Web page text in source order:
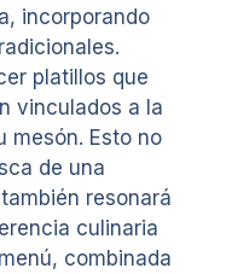
incorporando
platillos que
vinculados a la
mesón. Esto no
de una
resonará
culinaria
combinada